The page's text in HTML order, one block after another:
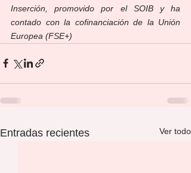
Inserción, promovido por el SOIB y ha
contado con la cofinanciación de la Unión
Europea (FSE+)
Entradas recientes Ver todo